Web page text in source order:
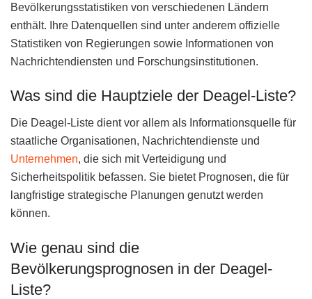
Bevölkerungsstatistiken von verschiedenen Ländern
enthält. Ihre Datenquellen sind unter anderem offizielle
Statistiken von Regierungen sowie Informationen von
Nachrichtendiensten und Forschungsinstitutionen.
Was sind die Hauptziele der Deagel-Liste?
Die Deagel-Liste dient vor allem als Informationsquelle für
staatliche Organisationen, Nachrichtendienste und
Unternehmen, die sich mit Verteidigung und
Sicherheitspolitik befassen. Sie bietet Prognosen, die für
langfristige strategische Planungen genutzt werden
können.
Wie genau sind die
Bevölkerungsprognosen in der Deagel-
Liste?